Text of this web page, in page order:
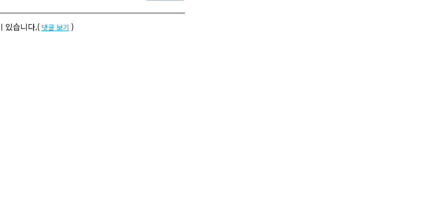
있습니다.( 댓글 보기 )